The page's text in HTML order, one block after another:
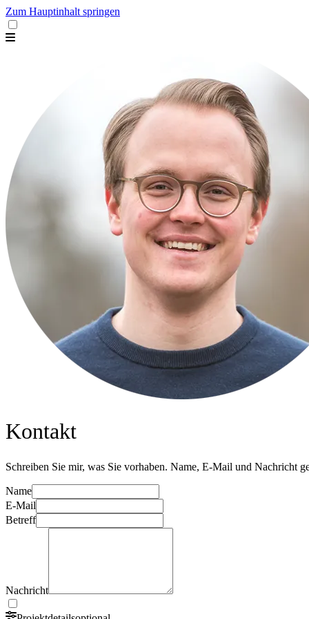
Zum Hauptinhalt springen
Kontakt
Schreiben Sie mir, was Sie vorhaben. Name, E-Mail und Nachricht
Name
E-Mail
Betreff
Nachricht